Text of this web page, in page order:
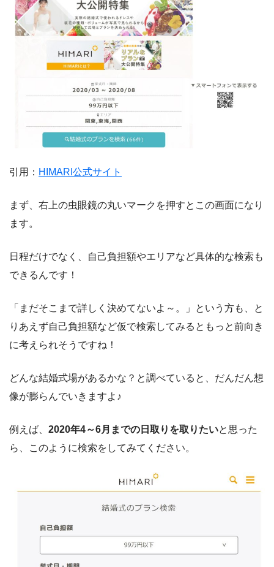
引用： HIMARI公式サイト
まず、右上の虫眼鏡の丸いマークを押すとこの画面になり
ます。
日程だけでなく、自己負担額やエリアなど具体的な検索も
できるんです！
「まだそこまで詳しく決めてないよ～。」という方も、と
りあえず自己負担額など仮で検索してみるともっと前向き
に考えられそうですね！
どんな結婚式場があるかな？と調べていると、だんだん想
像が膨らんでいきますよ♪
例えば、 2020年4～6月までの日取りを取りたいと思った
ら、このように検索をしてみてください。